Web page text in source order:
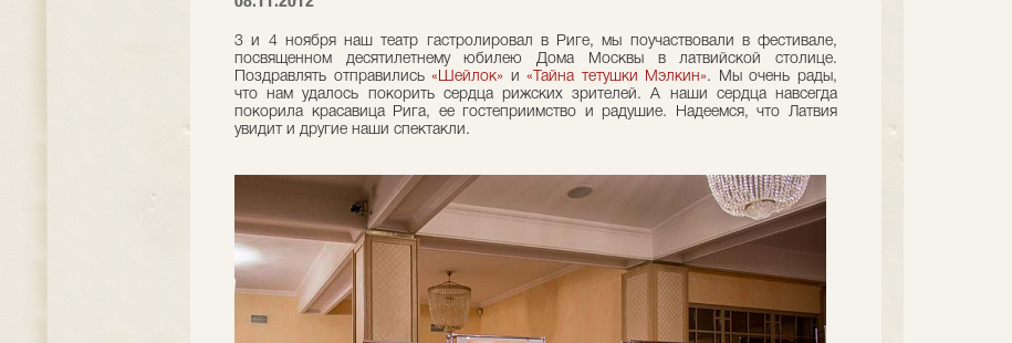
3 и 4 ноября наш театр гастролировал в Риге, мы поучаствовали в фестивале,
посвященном десятилетнему юбилею Дома Москвы в латвийской столице.
Поздравлять отправились«Шейлок» и«Тайна тетушки Мэлкин». Мы очень рады,
что нам удалось покорить сердца рижских зрителей. А наши сердца навсегда
покорила красавица Рига, ее гостеприимство и радушие. Надеемся, что Латвия
увидит и другие наши спектакли.